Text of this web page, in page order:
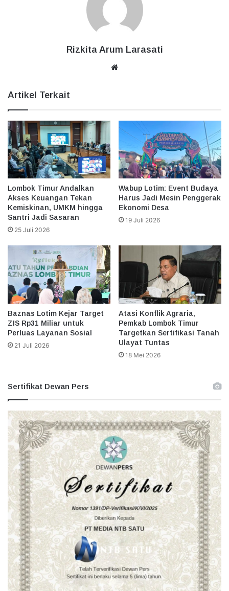
Rizkita Arum Larasati
Artikel Terkait
Lombok Timur Andalkan
Akses Keuangan Tekan
Kemiskinan, UMKM hingga
Santri Jadi Sasaran
25 Juli 2026
Wabup Lotim: Event Budaya
Harus Jadi Mesin Penggerak
Ekonomi Desa
19 Juli 2026
Baznas Lotim Kejar Target
ZIS Rp31 Miliar untuk
Perluas Layanan Sosial
21 Juli 2026
Atasi Konflik Agraria,
Pemkab Lombok Timur
Targetkan Sertifikasi Tanah
Ulayat Tuntas
18 Mei 2026
Sertifikat Dewan Pers